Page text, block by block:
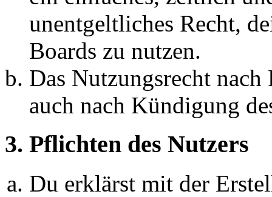
unentgeltliches Recht,
Boards zu nutzen.
Das Nutzungsrecht
auch nach Kündigung
3. Pflichten des Nutzers
Du erklärst mit der